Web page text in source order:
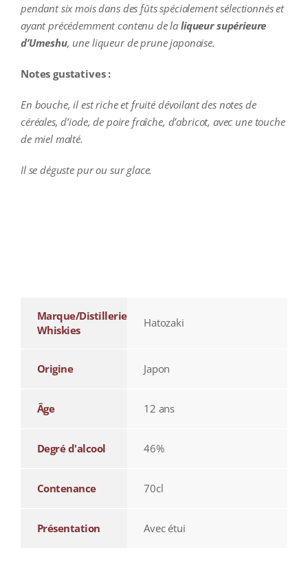
pendant six mois dans des fûts spécialement sélectionnés et
ayant précédemment contenu de laliqueur supérieure
d’Umeshu, une liqueur de prune japonaise.
Notes gustatives :
En bouche, il est riche et fruité dévoilant des notes de
céréales, d’iode, de poire fraîche, d’abricot, avec une touche
de miel malté.
Il se déguste pur ou sur glace.
Marque/Distillerie
Whiskies
Hatozaki
Origine Japon
Âge 12 ans
Degré d'alcool 46%
Contenance 70cl
Présentation Avec étui